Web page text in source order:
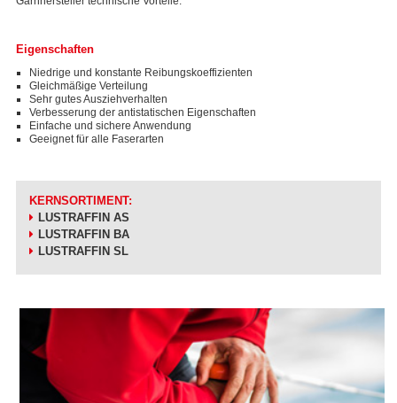
Eigenschaften
Niedrige und konstante Reibungskoeffizienten
Gleichmäßige Verteilung
Sehr gutes Ausziehverhalten
Verbesserung der antistatischen Eigenschaften
Einfache und sichere Anwendung
Geeignet für alle Faserarten
KERNSORTIMENT:
LUSTRAFFIN AS
LUSTRAFFIN BA
LUSTRAFFIN SL